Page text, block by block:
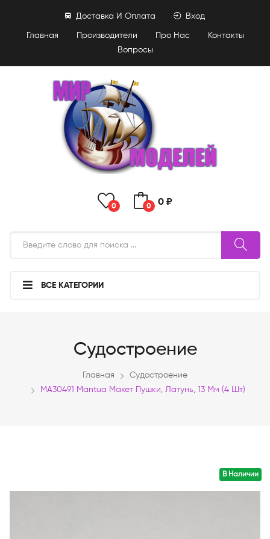
Главная Производители Про Нас
Контакты
Вопросы
Доставка И Оплата Вход
0 0 0 ₽
ВСЕ КАТЕГОРИИ
Судостроение
Главная
Судостроение
MA30491 Mantua Макет Пушки, Латунь, 13 Мм (4 Шт)
В Наличии